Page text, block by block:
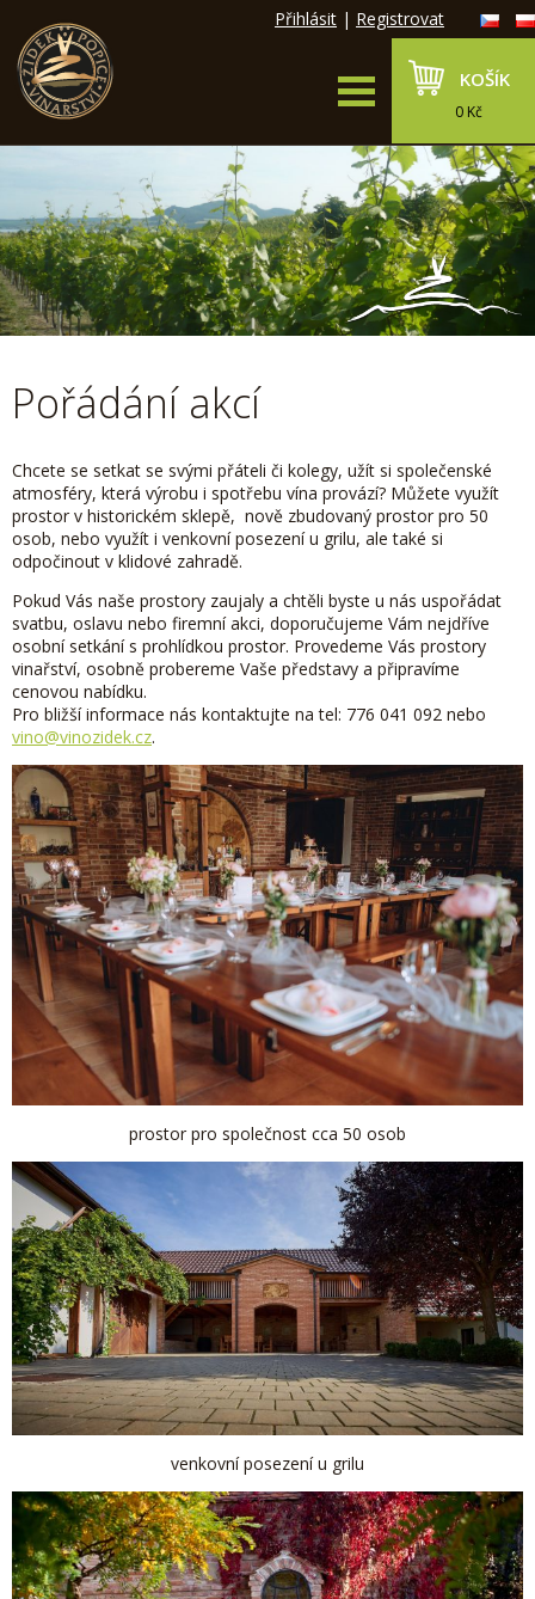
Přihlásit | Registrovat
KOŠÍK
0 Kč
Pořádání akcí
Chcete se setkat se svými přáteli či kolegy, užít si společenské
atmosféry, která výrobu i spotřebu vína provází? Můžete využít
prostor v historickém sklepě, nově zbudovaný prostor pro 50
osob, nebo využít i venkovní posezení u grilu, ale také si
odpočinout v klidové zahradě.
Pokud Vás naše prostory zaujaly a chtěli byste u nás uspořádat
svatbu, oslavu nebo firemní akci, doporučujeme Vám nejdříve
osobní setkání s prohlídkou prostor. Provedeme Vás prostory
vinařství, osobně probereme Vaše představy a připravíme
cenovou nabídku.
Pro bližší informace nás kontaktujte na tel: 776 041 092 nebo
vino@vinozidek.cz.
prostor pro společnost cca 50 osob
venkovní posezení u grilu